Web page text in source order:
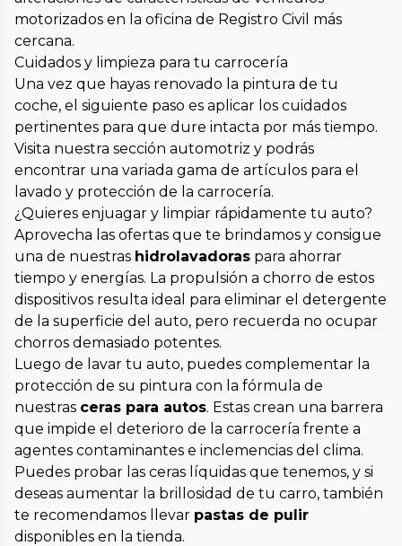
motorizados en la oficina de Registro Civil más
cercana.
Cuidados y limpieza para tu carrocería
Una vez que hayas renovado la pintura de tu
coche, el siguiente paso es aplicar los cuidados
pertinentes para que dure intacta por más tiempo.
Visita nuestra sección automotriz y podrás
encontrar una variada gama de artículos para el
lavado y protección de la carrocería.
¿Quieres enjuagar y limpiar rápidamente tu auto?
Aprovecha las ofertas que te brindamos y consigue
una de nuestras hidrolavadoras para ahorrar
tiempo y energías. La propulsión a chorro de estos
dispositivos resulta ideal para eliminar el detergente
de la superficie del auto, pero recuerda no ocupar
chorros demasiado potentes.
Luego de lavar tu auto, puedes complementar la
protección de su pintura con la fórmula de
nuestras ceras para autos. Estas crean una barrera
que impide el deterioro de la carrocería frente a
agentes contaminantes e inclemencias del clima.
Puedes probar las ceras líquidas que tenemos, y si
deseas aumentar la brillosidad de tu carro, también
te recomendamos llevar pastas de pulir
disponibles en la tienda.